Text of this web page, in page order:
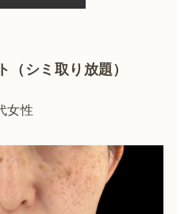
シミ取り放題）
女性